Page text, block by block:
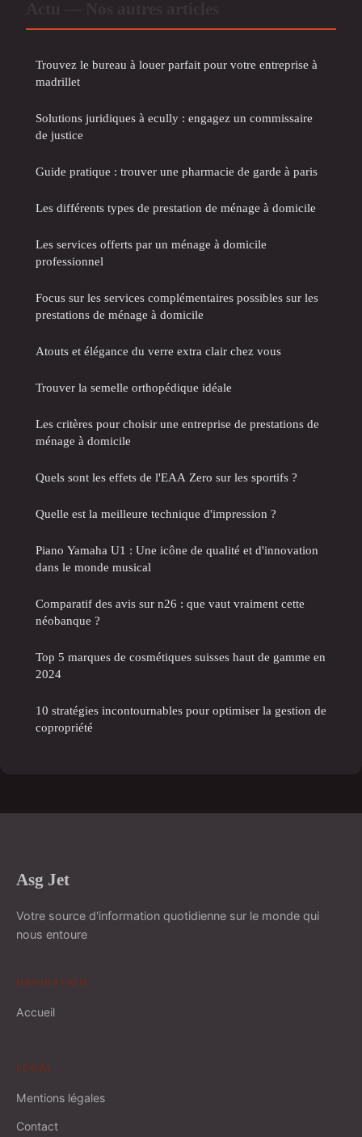
Trouvez le bureau à louer parfait pour votre entreprise à
madrillet
Solutions juridiques à ecully : engagez un commissaire
de justice
Guide pratique : trouver une pharmacie de garde à paris
Les différents types de prestation de ménage à domicile
Les services offerts par un ménage à domicile
professionnel
Focus sur les services complémentaires possibles sur les
prestations de ménage à domicile
Atouts et élégance du verre extra clair chez vous
Trouver la semelle orthopédique idéale
Les critères pour choisir une entreprise de prestations de
ménage à domicile
Quels sont les effets de l'EAA Zero sur les sportifs ?
Quelle est la meilleure technique d'impression ?
Piano Yamaha U1 : Une icône de qualité et d'innovation
dans le monde musical
Comparatif des avis sur n26 : que vaut vraiment cette
néobanque ?
Top 5 marques de cosmétiques suisses haut de gamme en
2024
10 stratégies incontournables pour optimiser la gestion de
copropriété
Asg Jet
Votre source d'information quotidienne sur le monde qui
nous entoure
NAVIGATION
Accueil
LÉGAL
Mentions légales
Contact